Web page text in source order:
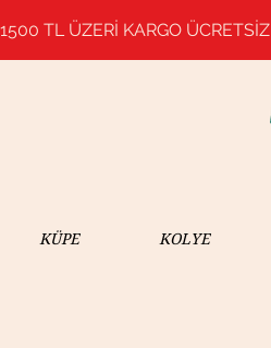
1500 TL ÜZERİ KARGO ÜCRETSİZ
KÜPE KOLYE